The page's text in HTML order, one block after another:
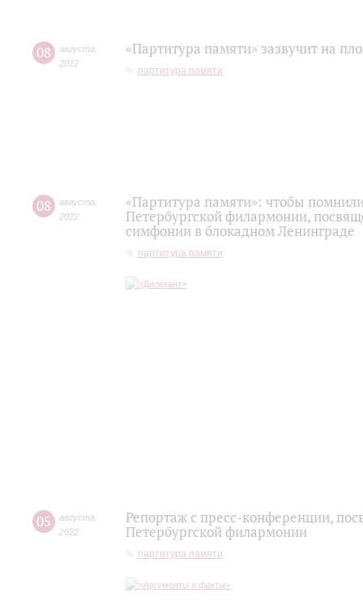
08 августа
2022
«Партитура памяти» зазвучит на
партитура памяти
08 августа
2022
«Партитура памяти»: чтобы
Петербургской филармонии,
симфонии в блокадном Ленинграде
партитура памяти
05 августа
2022
Репортаж с пресс-конференции,
Петербургской филармонии
партитура памяти